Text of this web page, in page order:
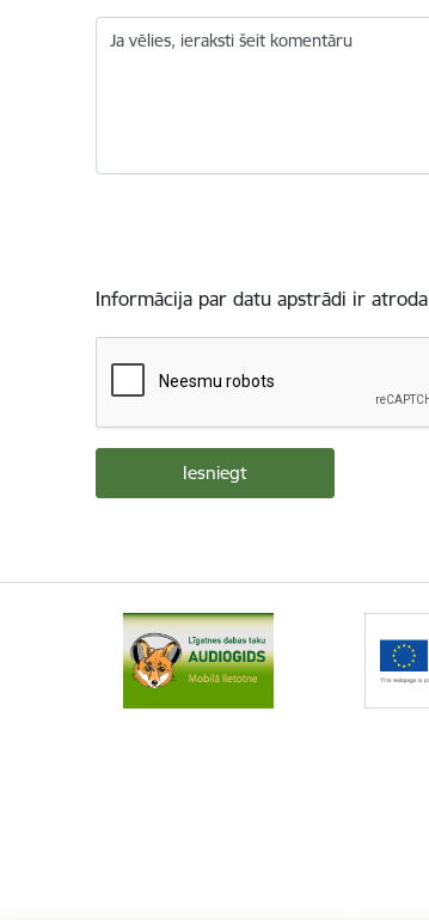
Ja vēlies, ieraksti šeit komentāru
Informācija par datu apstrādi ir